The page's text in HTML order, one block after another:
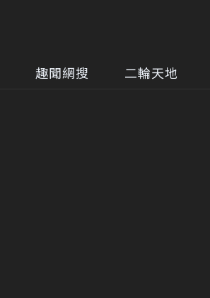
趣聞網搜 二輪天地